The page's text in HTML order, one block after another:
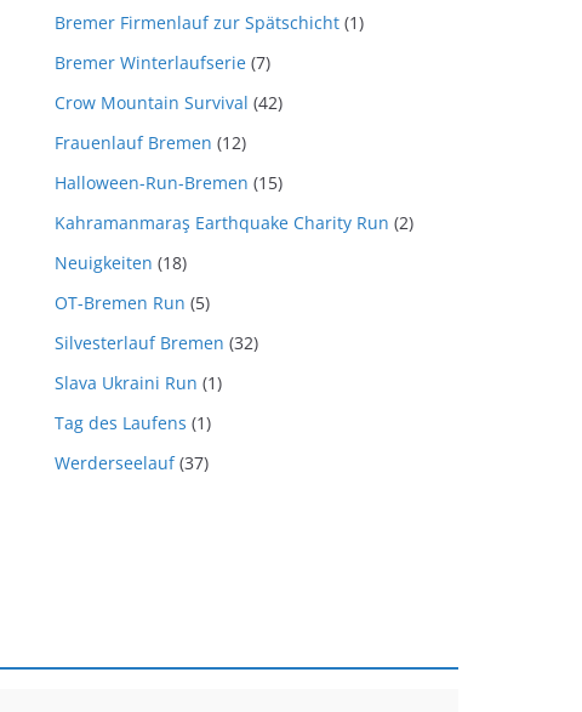
Bremer Firmenlauf zur Spätschicht (1)
Bremer Winterlaufserie (7)
Crow Mountain Survival (42)
Frauenlauf Bremen (12)
Halloween-Run-Bremen (15)
Kahramanmaraş Earthquake Charity Run (2)
Neuigkeiten (18)
OT-Bremen Run (5)
Silvesterlauf Bremen (32)
Slava Ukraini Run (1)
Tag des Laufens (1)
Werderseelauf(37)